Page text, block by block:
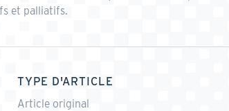
et palliatifs.
TYPE D'ARTICLE
Article original